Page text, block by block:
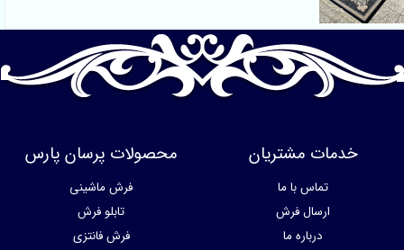
خدمات مشتریان
تماس با ما
ارسال فرش
درباره ما
محصولات پرسان پارس
فرش ماشینی
تابلو فرش
فرش فانتزی